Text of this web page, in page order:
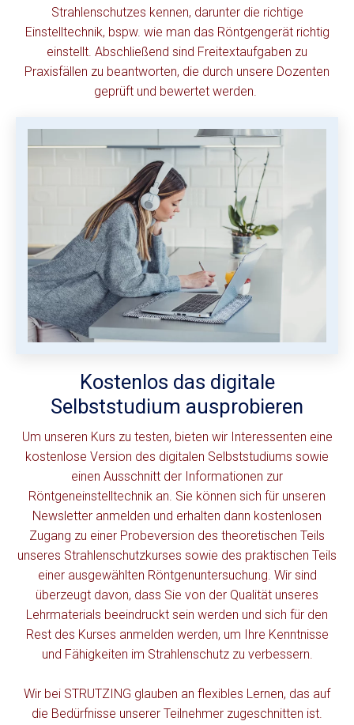
Strahlenschutzes kennen, darunter die richtige
Einstelltechnik, bspw. wie man das Röntgengerät richtig
einstellt. Abschließend sind Freitextaufgaben zu
Praxisfällen zu beantworten, die durch unsere Dozenten
geprüft und bewertet werden.
Kostenlos das digitale
Selbststudium ausprobieren
Um unseren Kurs zu testen, bieten wir Interessenten eine
kostenlose Version des digitalen Selbststudiums sowie
einen Ausschnitt der Informationen zur
Röntgeneinstelltechnik an. Sie können sich für unseren
Newsletter anmelden und erhalten dann kostenlosen
Zugang zu einer Probeversion des theoretischen Teils
unseres Strahlenschutzkurses sowie des praktischen Teils
einer ausgewählten Röntgenuntersuchung. Wir sind
überzeugt davon, dass Sie von der Qualität unseres
Lehrmaterials beeindruckt sein werden und sich für den
Rest des Kurses anmelden werden, um Ihre Kenntnisse
und Fähigkeiten im Strahlenschutz zu verbessern.
Wir bei STRUTZING glauben an flexibles Lernen, das auf
die Bedürfnisse unserer Teilnehmer zugeschnitten ist.